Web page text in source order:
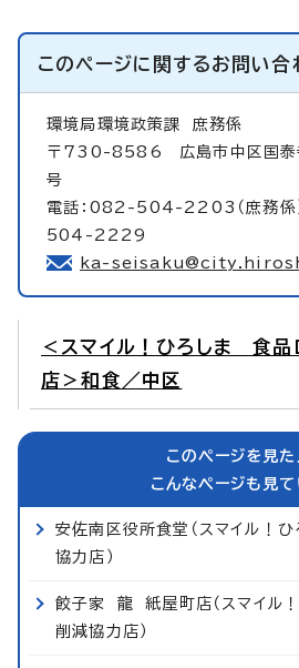
このページに関するお問い合
環境局環境政策課 庶務係
〒730-8586 広島市中区国泰
号
電話：082-504-2203（庶務係
504-2229
ka-
＜スマイル！ひろしま 食品
店＞和食／中区
このページを見
こんなページも見て
安佐南区役所食堂（スマイル！
協力店）
餃子家 龍 紙屋町店（スマイル
削減協力店）